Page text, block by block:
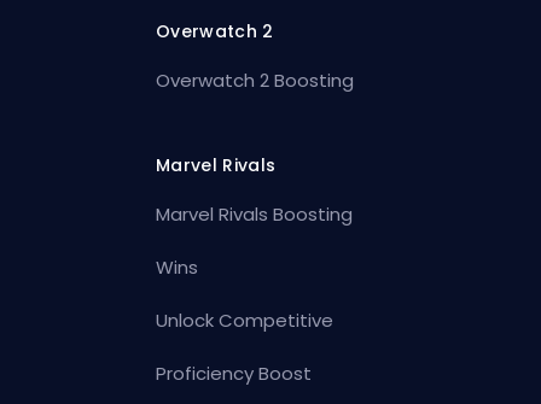
Overwatch 2
Overwatch 2 Boosting
Marvel Rivals
Marvel Rivals Boosting
Wins
Unlock Competitive
Proficiency Boost